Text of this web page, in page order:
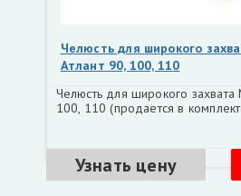
Челюсть для широкого
Атлант 90, 100, 110
Челюсть для широкого захвата
100, 110 (продается в
Узнать цену